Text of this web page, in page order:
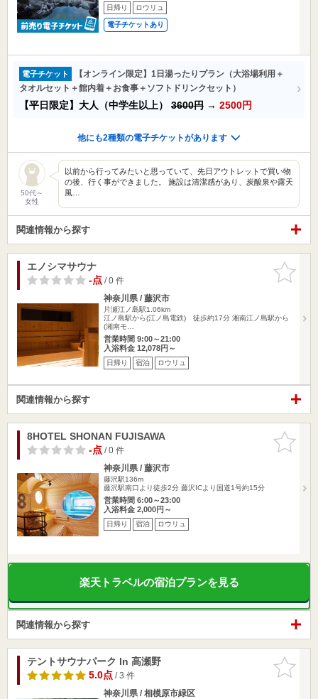
日帰り ロウリュ
電子チケットあり
電子チケット
【オンライン限定】1日湯ったりプラン（大浴場利用＋
タオルセット＋館内着＋お食事＋ソフトドリンクセット）
【平日限定】大人（中学生以上） 3600円 → 2500円
他にも2種類の電子チケットがあります
50代～
女性
以前から行ってみたいと思っていて、先日アウトレットで買い物
の後、行く事ができました。 施設は清潔感があり、炭酸泉や露天
風…
関連情報から探す
お気に入
りに追加
エノシマサウナ
-点/ 0 件
神奈川県 / 藤沢市
片瀬江ノ島駅1.06km
江ノ島駅から(江ノ島電鉄) 徒歩約17分 湘南江ノ島駅から
(湘南モ…
営業時間 9:00～21:00
入浴料金 12,078円～
日帰り 宿泊 ロウリュ
関連情報から探す
お気に入
りに追加
8HOTEL SHONAN FUJISAWA
-点/ 0 件
神奈川県 / 藤沢市
藤沢駅136m
藤沢駅南口より徒歩2分 藤沢ICより国道1号約15分
営業時間 6:00～23:00
入浴料金 2,000円～
日帰り 宿泊 ロウリュ
楽天トラベルの宿泊プランを見る
関連情報から探す
お気に入
りに追加
テントサウナパーク In 高瀬野
5.0点/ 3 件
神奈川県 / 相模原市緑区